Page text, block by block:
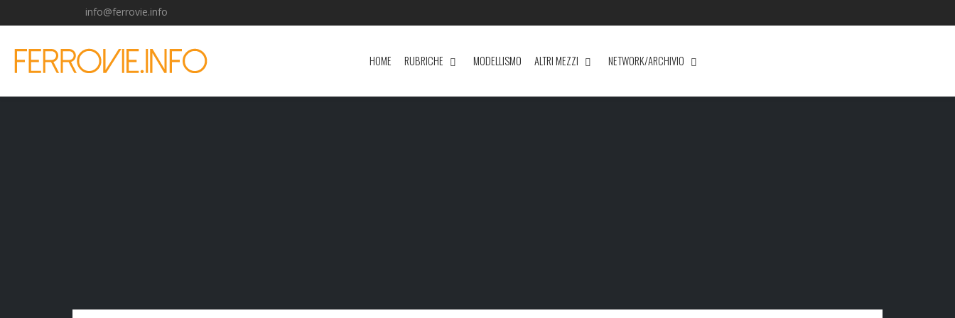
info@ferrovie.info
HOME RUBRICHE MODELLISMO ALTRI MEZZI NETWORK/ARCHIVIO